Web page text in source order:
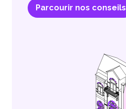
Parcourir nos conseils